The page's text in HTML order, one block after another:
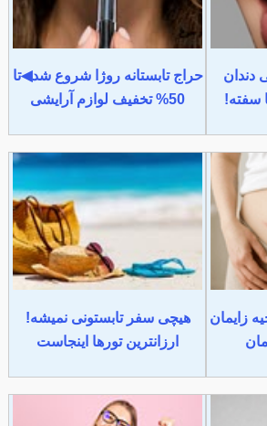
دندان
سفته!
حراج تابستانه روژا شروع شد◀تا
50% تخفیف لوازم آرایشی
زایمان
هیچی سفر تابستونی نمیشه!
ارزانترین تورها اینجاست